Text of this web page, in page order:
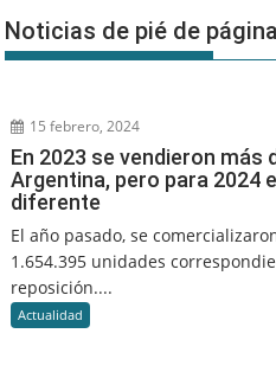
Noticias de pié de página
15 febrero, 2024
En 2023 se vendieron más
Argentina, pero para 2024
diferente
El año pasado, se
1.654.395 unidades
reposición....
Actualidad